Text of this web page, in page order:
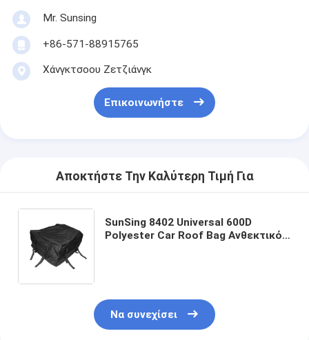
Mr. Sunsing
+86-571-88915765
Χάνγκτσοου Ζετζιάνγκ
Επικοινωνήστε
Αποκτήστε Την Καλύτερη Τιμή Για
SunSing 8402 Universal 600D
Polyester Car Roof Bag Ανθεκτικός
Να συνεχίσει